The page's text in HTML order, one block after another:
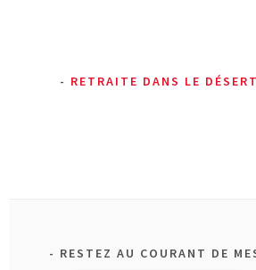
RETRAITE DANS LE
RESTEZ AU COURANT DE